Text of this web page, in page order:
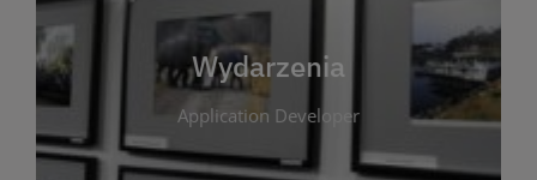
Wydarzenia
Application Developer
autorskich, warsztatów, prelekcji i zajęć
tematycznych dla różnych grup wiekowych. Każde
wydarzenie ma na celu promowanie kultury
czytelniczej oraz integrację społeczności lokalnej.
Dzięki kalendarzowi wydarzeń możesz łatwo